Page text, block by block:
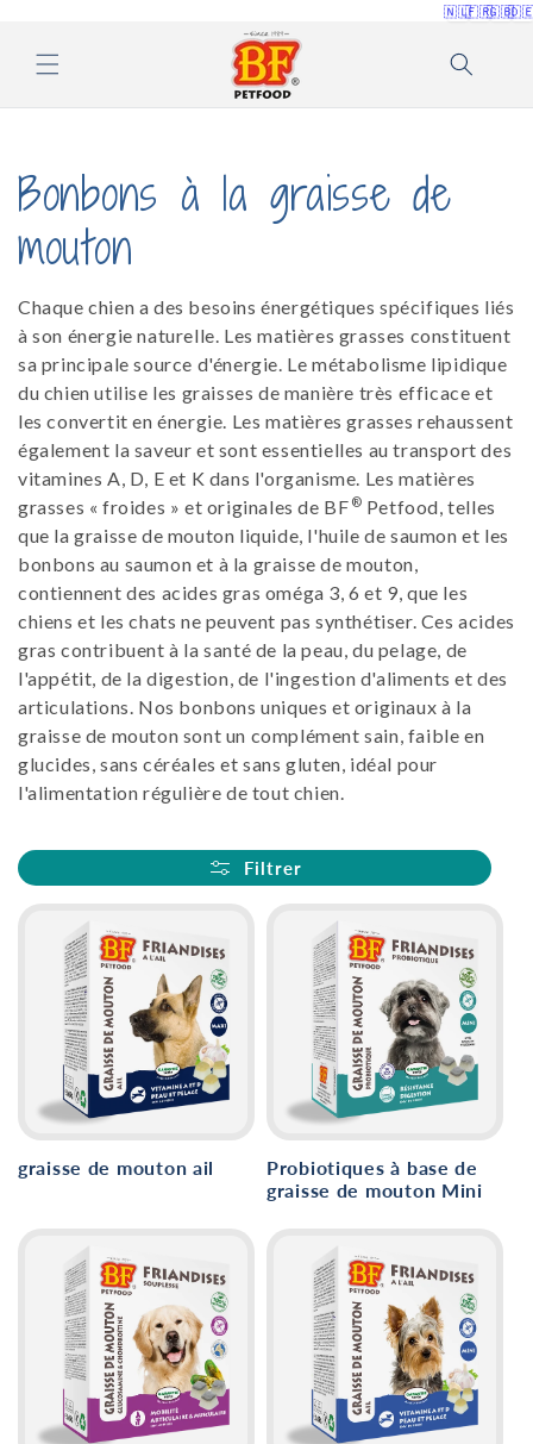
contenu
🇳🇱🇫🇷🇬🇧
C
o
l
l
e
c
t
i
o
n
:
Bonbons à la graisse de
mouton
Chaque chien a des besoins énergétiques spécifiques liés
à son énergie naturelle. Les matières grasses constituent
sa principale source d'énergie. Le métabolisme lipidique
du chien utilise les graisses de manière très efficace et
les convertit en énergie. Les matières grasses rehaussent
également la saveur et sont essentielles au transport des
vitamines A, D, E et K dans l'organisme. Les matières
grasses « froides » et originales de BF ® Petfood, telles
que la graisse de mouton liquide, l'huile de saumon et les
bonbons au saumon et à la graisse de mouton,
contiennent des acides gras oméga 3, 6 et 9, que les
chiens et les chats ne peuvent pas synthétiser. Ces acides
gras contribuent à la santé de la peau, du pelage, de
l'appétit, de la digestion, de l'ingestion d'aliments et des
articulations. Nos bonbons uniques et originaux à la
graisse de mouton sont un complément sain, faible en
glucides, sans céréales et sans gluten, idéal pour
l'alimentation régulière de tout chien.
Filtrer
graisse de mouton ail
Probiotiques à base de
graisse de mouton Mini